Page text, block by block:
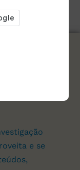
e se